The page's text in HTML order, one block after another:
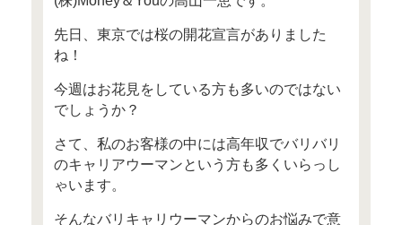
ー 目次 ー
○ 高年収女性なのに貯蓄できな
○ 近日開催予定のセミナー情報